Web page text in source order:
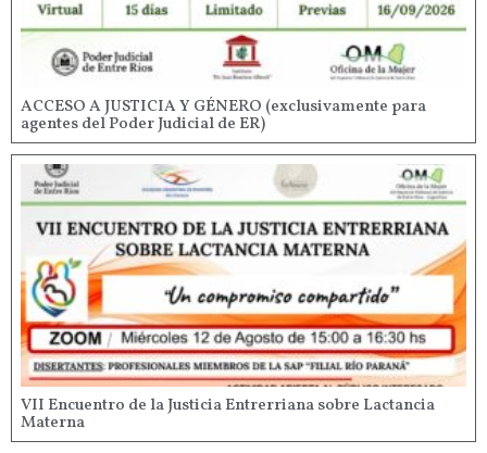
ACCESO A JUSTICIA Y GÉNERO (exclusivamente para
agentes del Poder Judicial de ER)
VII Encuentro de la Justicia Entrerriana sobre Lactancia
Materna